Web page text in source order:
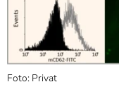
Foto: Privat